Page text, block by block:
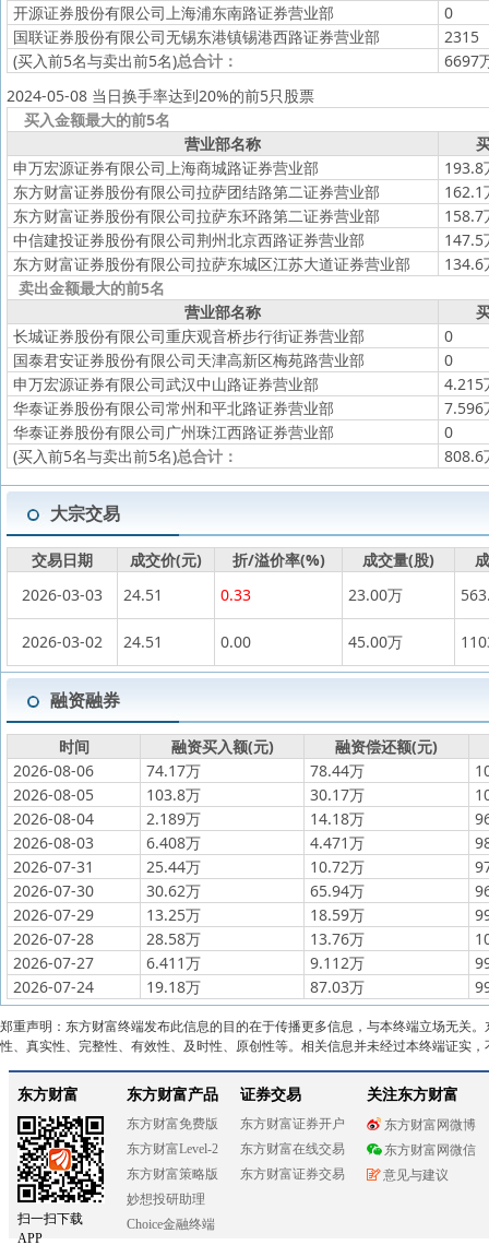
开源证券股份有限公司上海浦东南路证券营业部
0
国联证券股份有限公司无锡东港镇锡港西路证券营业部
2315
(买入前5名与卖出前5名)总合计：
6697
2024-05-08 当日换手率达到20%的前5只股票
买入金额最大的前5名
营业部名称
申万宏源证券有限公司上海商城路证券营业部
193.8
东方财富证券股份有限公司拉萨团结路第二证券营业部
162.1
东方财富证券股份有限公司拉萨东环路第二证券营业部
158.7
中信建投证券股份有限公司荆州北京西路证券营业部
147.5
东方财富证券股份有限公司拉萨东城区江苏大道证券营业部
134.6
卖出金额最大的前5名
营业部名称
长城证券股份有限公司重庆观音桥步行街证券营业部
0
国泰君安证券股份有限公司天津高新区梅苑路营业部
0
申万宏源证券有限公司武汉中山路证券营业部
4.215
华泰证券股份有限公司常州和平北路证券营业部
7.596
华泰证券股份有限公司广州珠江西路证券营业部
0
(买入前5名与卖出前5名)总合计： 808.6
大宗交易
交易日期 成交价(元) 折/溢价率(%) 成交量(股)
2026-03-03
24.51 0.33 23.00万
2026-03-02 24.51 0.00 45.00万
融资融券
时间 融资买入额(元)
融资偿还额(元)
2026-08-06
74.17万 78.44万
2026-08-05
103.8万 30.17万
2026-08-04
2.189万 14.18万
2026-08-03
6.408万 4.471万
2026-07-31
25.44万 10.72万
2026-07-30
30.62万 65.94万
2026-07-29
13.25万 18.59万
2026-07-28
28.58万 13.76万
2026-07-27
6.411万 9.112万
2026-07-24
19.18万 87.03万
郑重声明：东方财富终端发布此信息的目的在于传播更多信息，与本终端立场无关
性、真实性、完整性、有效性、及时性、原创性等。相关信息并未经过本终端证实